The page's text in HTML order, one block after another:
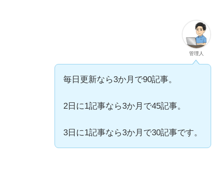
管理人
毎日更新なら3か月で90記事。
2日に1記事なら3か月で45記事。
3日に1記事なら3か月で30記事です。